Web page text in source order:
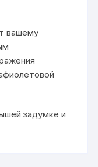
вашему
задумке и